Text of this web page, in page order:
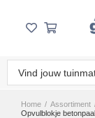
Home / Assortiment
Opvulblokje